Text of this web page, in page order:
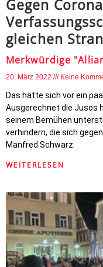
Gegen
gleichen
Merkwürdige
20. März 2022 Keine
Das hätte sich vor ein
Ausgerechnet die Jusos
seinem Bemühen
verhindern, die sich
Manfred Schwarz.
WEITERLESEN